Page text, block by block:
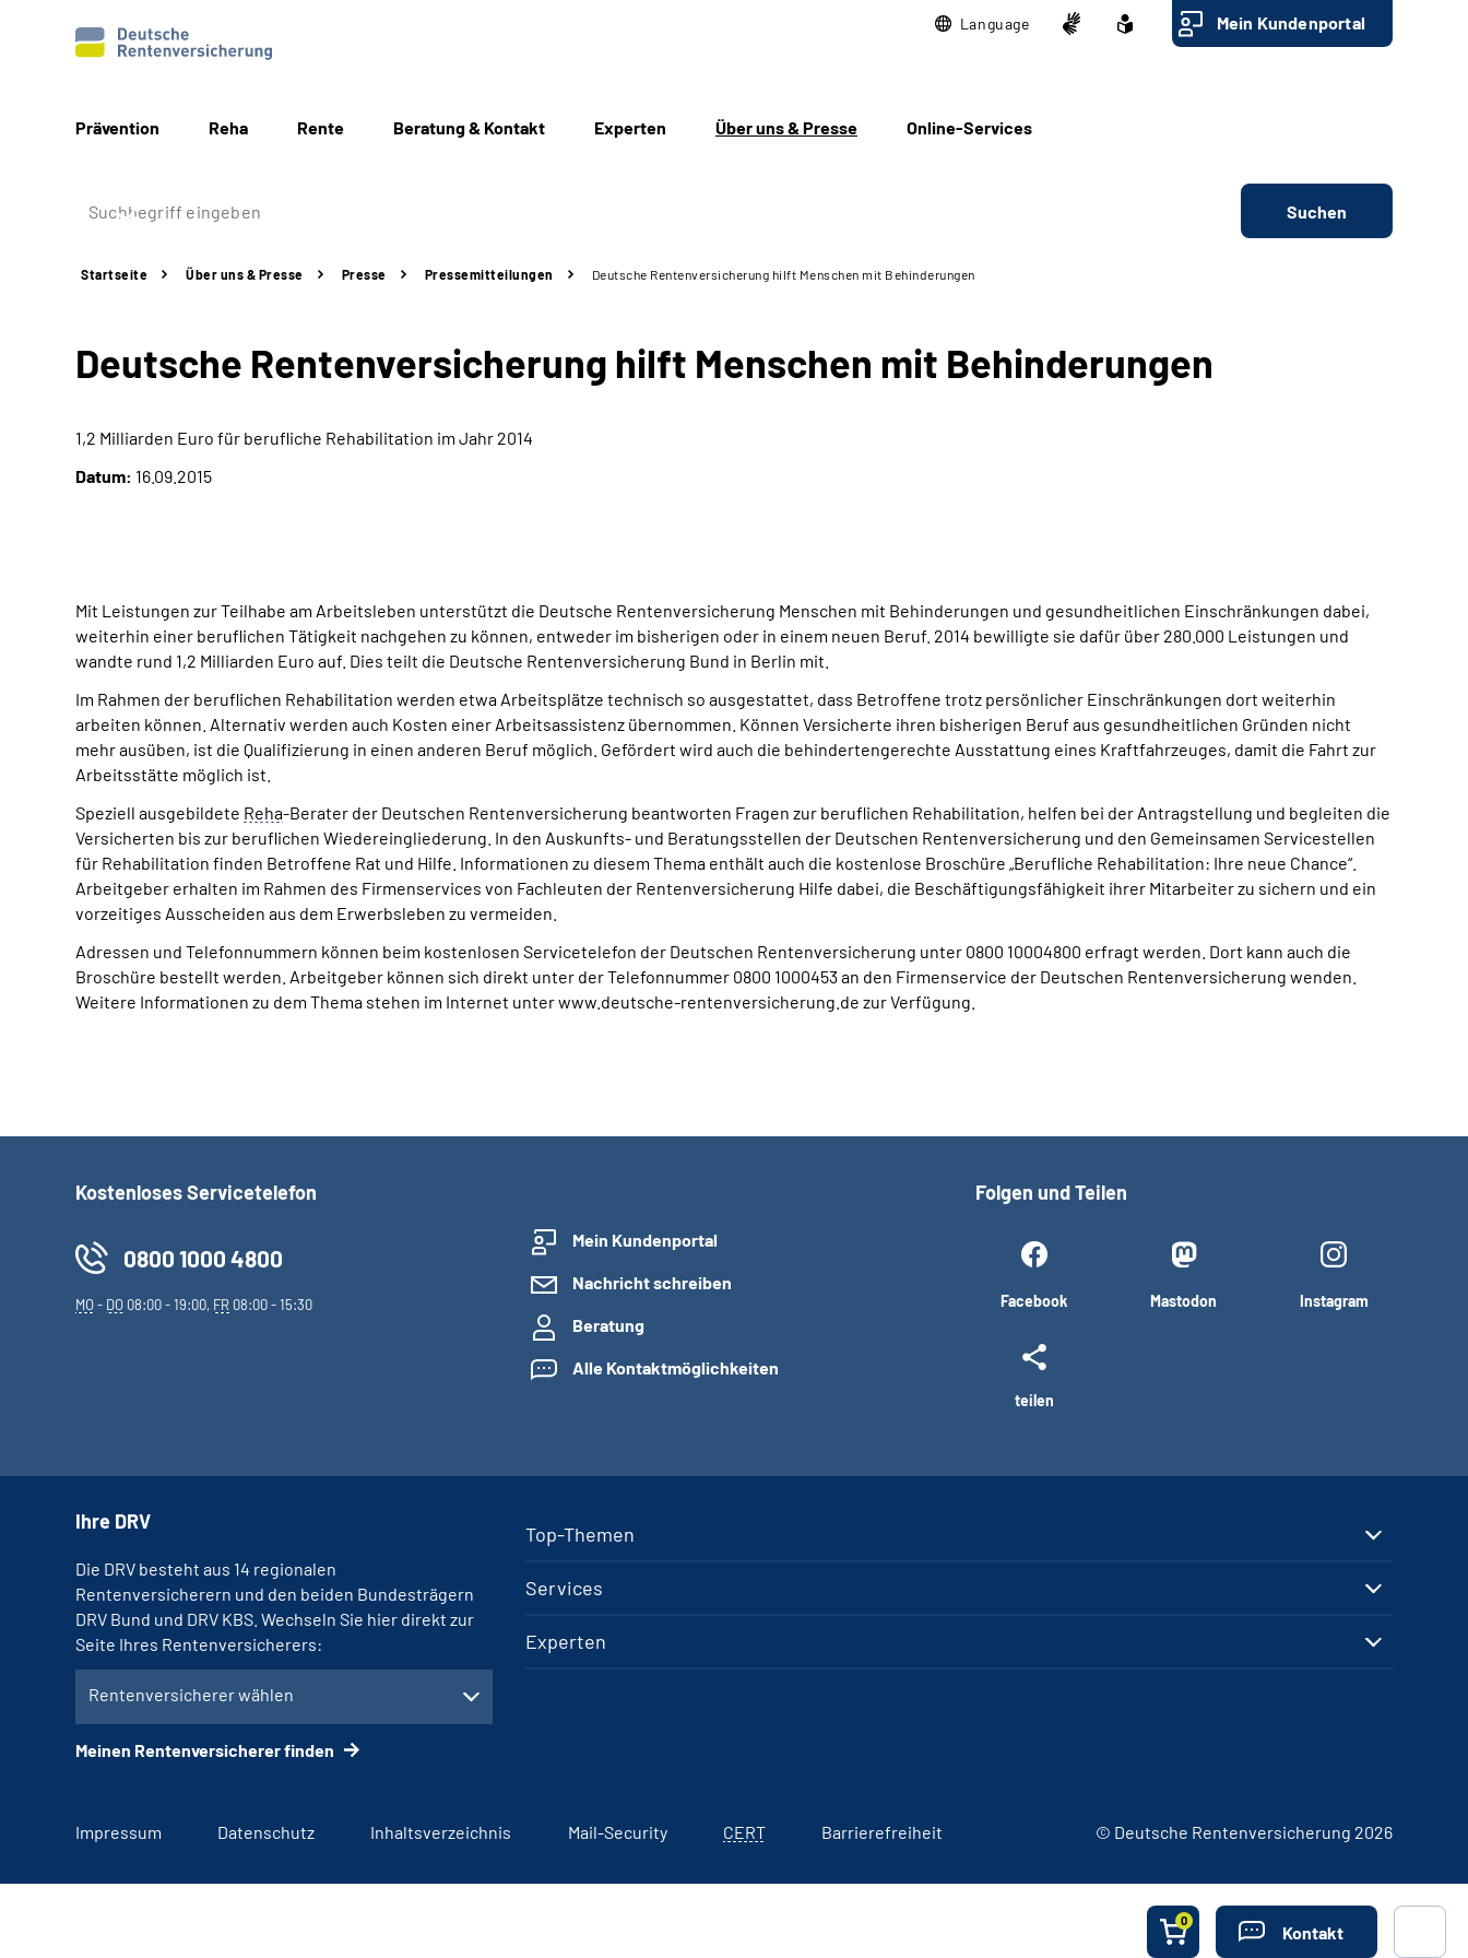
Language Mein Kundenportal
Prävention Reha Rente Beratung & Kontakt Experten Über uns & Presse Online-Services
Suchen
Startseite Über uns & Presse Presse Pressemitteilungen Deutsche Rentenversicherung hilft Menschen mit Behinderungen
Deutsche Rentenversicherung hilft Menschen mit Behinderungen
1,2 Milliarden Euro für berufliche Rehabilitation im Jahr 2014
Datum: 16.09.2015
Mit Leistungen zur Teilhabe am Arbeitsleben unterstützt die Deutsche Rentenversicherung Menschen mit Behinderungen und gesundheitlichen Einschränkungen dabei,
weiterhin einer beruflichen Tätigkeit nachgehen zu können, entweder im bisherigen oder in einem neuen Beruf. 2014 bewilligte sie dafür über 280.000 Leistungen und
wandte rund 1,2 Milliarden Euro auf. Dies teilt die Deutsche Rentenversicherung Bund in Berlin mit.
Im Rahmen der beruflichen Rehabilitation werden etwa Arbeitsplätze technisch so ausgestattet, dass Betroffene trotz persönlicher Einschränkungen dort weiterhin
arbeiten können. Alternativ werden auch Kosten einer Arbeitsassistenz übernommen. Können Versicherte ihren bisherigen Beruf aus gesundheitlichen Gründen nicht
mehr ausüben, ist die Qualifizierung in einen anderen Beruf möglich. Gefördert wird auch die behindertengerechte Ausstattung eines Kraftfahrzeuges, damit die Fahrt zur
Arbeitsstätte möglich ist.
Speziell ausgebildete Reha-Berater der Deutschen Rentenversicherung beantworten Fragen zur beruflichen Rehabilitation, helfen bei der Antragstellung und begleiten die
Versicherten bis zur beruflichen Wiedereingliederung. In den Auskunfts- und Beratungsstellen der Deutschen Rentenversicherung und den Gemeinsamen Servicestellen
für Rehabilitation finden Betroffene Rat und Hilfe. Informationen zu diesem Thema enthält auch die kostenlose Broschüre „Berufliche Rehabilitation: Ihre neue Chance“.
Arbeitgeber erhalten im Rahmen des Firmenservices von Fachleuten der Rentenversicherung Hilfe dabei, die Beschäftigungsfähigkeit ihrer Mitarbeiter zu sichern und ein
vorzeitiges Ausscheiden aus dem Erwerbsleben zu vermeiden.
Adressen und Telefonnummern können beim kostenlosen Servicetelefon der Deutschen Rentenversicherung unter 0800 10004800 erfragt werden. Dort kann auch die
Broschüre bestellt werden. Arbeitgeber können sich direkt unter der Telefonnummer 0800 1000453 an den Firmenservice der Deutschen Rentenversicherung wenden.
Weitere Informationen zu dem Thema stehen im Internet unter www.deutsche-rentenversicherung.de zur Verfügung.
0
Kontakt
Kostenloses Servicetelefon
0800 1000 4800
MO- DO 08:00 - 19:00, FR 08:00 - 15:30
Mein Kundenportal
Nachricht schreiben
Beratung
Alle Kontaktmöglichkeiten
Folgen und Teilen
Facebook Mastodon Instagram
teilen
Top-Themen
Services
Experten
Ihre DRV
Die DRV besteht aus 14 regionalen
Rentenversicherern und den beiden Bundesträgern
DRV Bund und DRV KBS. Wechseln Sie hier direkt zur
Seite Ihres Rentenversicherers:
Rentenversicherer wählen
Meinen Rentenversicherer finden
Impressum Datenschutz Inhaltsverzeichnis Mail-Security CERT Barrierefreiheit © Deutsche Rentenversicherung 2026